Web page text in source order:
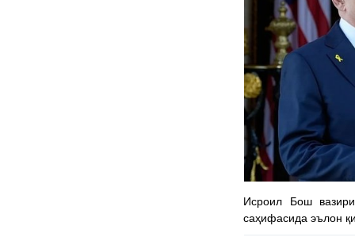
Исроил Бош
саҳифасида эълон